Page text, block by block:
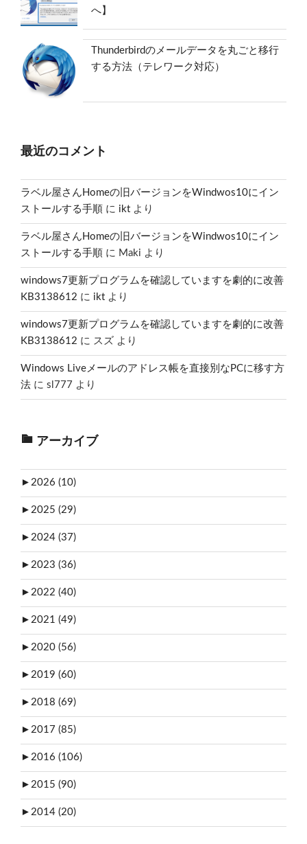
へ】
Thunderbirdのメールデータを丸ごと移行
する方法（テレワーク対応）
最近のコメント
ラベル屋さんHomeの旧バージョンをWindwos10にイン
ストールする手順 に ikt より
ラベル屋さんHomeの旧バージョンをWindwos10にイン
ストールする手順 に Maki より
windows7更新プログラムを確認していますを劇的に改善
KB3138612 に ikt より
windows7更新プログラムを確認していますを劇的に改善
KB3138612 に スズ より
Windows Liveメールのアドレス帳を直接別なPCに移す方
法 に sl777 より
アーカイブ
► 2026 (10)
► 2025 (29)
► 2024 (37)
► 2023 (36)
► 2022 (40)
► 2021 (49)
► 2020 (56)
► 2019 (60)
► 2018 (69)
► 2017 (85)
► 2016 (106)
► 2015 (90)
► 2014 (20)